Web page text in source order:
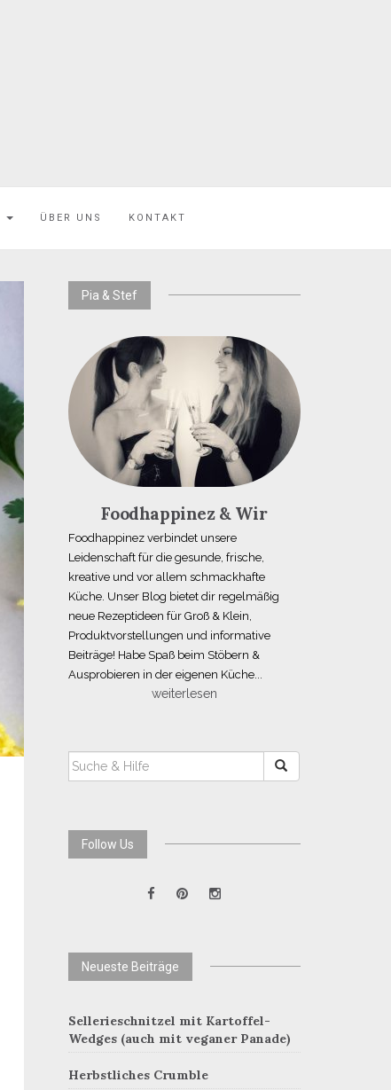
ÜBER UNS KONTAKT
Pia & Stef
Foodhappinez & Wir
Foodhappinez verbindet unsere
Leidenschaft für die gesunde, frische,
kreative und vor allem schmackhafte
Küche. Unser Blog bietet dir regelmäßig
neue Rezeptideen für Groß & Klein,
Produktvorstellungen und informative
Beiträge! Habe Spaß beim Stöbern &
Ausprobieren in der eigenen Küche...
weiterlesen
SUCHEN
NACH:
Follow Us
Neueste Beiträge
Sellerieschnitzel mit Kartoffel-
Wedges (auch mit veganer Panade)
Herbstliches Crumble